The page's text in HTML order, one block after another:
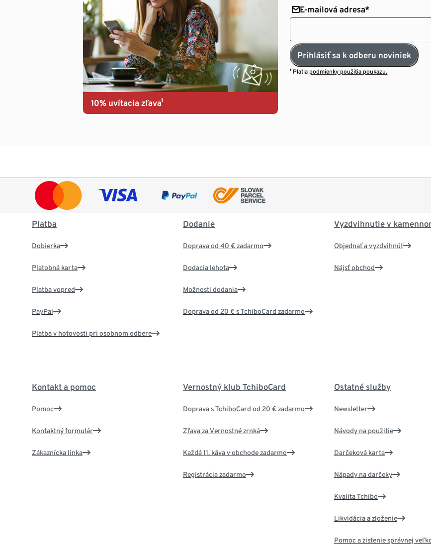
10% uvítacia zľava¹
E-mailová adresa*
Prihlásiť sa k odberu noviniek
¹ Platia podmienky použitia poukazu.
Platba
Dobierka
Platobná karta
Platba vopred
PayPal
Platba v hotovosti pri osobnom odbere
Dodanie
Doprava od 40 € zadarmo
Dodacia lehota
Možnosti dodania
Doprava od 20 € s TchiboCard zadarmo
Vyzdvihnutie v
Objednať a vyzdvihnúť
Nájsť obchod
Kontakt a pomoc
Pomoc
Kontaktný formulár
Zákaznícka linka
Vernostný klub TchiboCard
Doprava s TchiboCard od 20 € zadarmo
Zľava za Vernostné zrnká
Každá 11. káva v obchode zadarmo
Registrácia zadarmo
Ostatné služby
Newsletter
Návody na použitie
Darčeková karta
Nápady na darčeky
Kvalita Tchibo
Likvidácia a zloženie
Pomoc a zistenie správnej